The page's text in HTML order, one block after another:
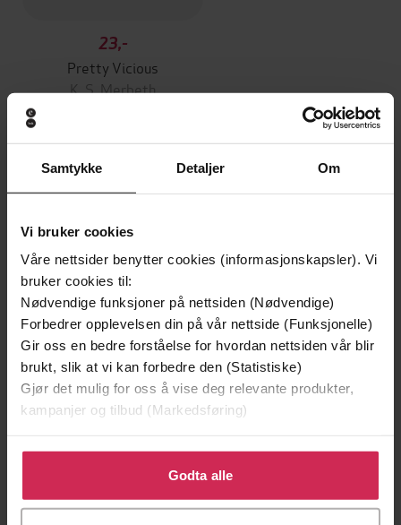
Samtykke Detaljer Om
Vi bruker cookies
Våre nettsider benytter cookies (informasjonskapsler). Vi
bruker cookies til:
Nødvendige funksjoner på nettsiden (Nødvendige)
Forbedrer opplevelsen din på vår nettside (Funksjonelle)
Gir oss en bedre forståelse for hvordan nettsiden vår blir
brukt, slik at vi kan forbedre den (Statistiske)
Gjør det mulig for oss å vise deg relevante produkter,
kampanjer og tilbud (Markedsføring)
Klikk på «Godta alle» for å gi oss ditt samtykke til å
bruke cookies for alle disse formålene. Du kan også
tilpasse ditt samtykke til spesifikke formål ved å klikke
Godta alle
23,-
Pretty Vicious
K. S. Merbeth
Andre har også kjøpt
Premium
Vinner av Rivertonprisen
Premium